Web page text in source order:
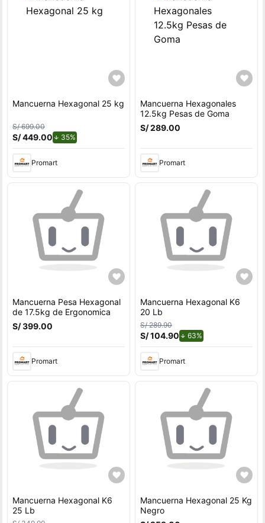
Mancuerna Hexagonal 25 kg
S/ 699.00
S/ 449.00 35%
Promart
Mancuerna Hexagonales
12.5kg Pesas de Goma
S/ 289.00
Promart
Mancuerna Pesa Hexagonal
de 17.5kg de Ergonomica
S/ 399.00
Promart
Mancuerna Hexagonal K6
20 Lb
S/ 289.90
S/ 104.90 63%de descuento.
Promart
Mancuerna Hexagonal K6
25 Lb
Mancuerna Hexagonal 25 Kg
Negro